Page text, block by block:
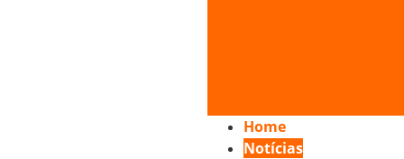
Home
Notícias